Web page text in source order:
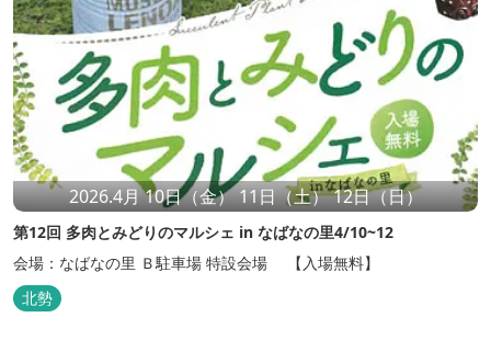
2026.4月 10日（金） 11日（土） 12日（日）
第12回 多肉とみどりのマルシェ in なばなの里4/10~12
会場：なばなの里 Ｂ駐車場 特設会場 【入場無料】
北勢